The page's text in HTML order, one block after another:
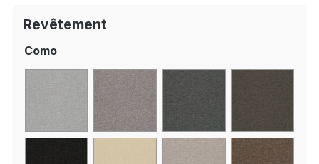
Revêtement
Como